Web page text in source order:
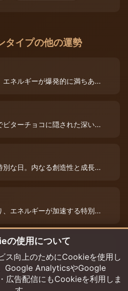
タイプの他の運勢
ネルギーが爆発的に満ちあ...
ターチョコに隠された深い...
な日。内なる創造性と成長...
エネルギーが加速する特別...
克エネルギーが流れています...
の使用について
ス向上のためにCookieを使用し
Google AnalyticsやGoogle
広告配信にもCookieを利用しま